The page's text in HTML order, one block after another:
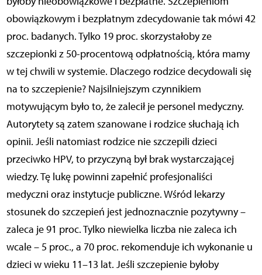
obowiązkowym i bezpłatnym zdecydowanie tak mówi 42
proc. badanych. Tylko 19 proc. skorzystałoby ze
szczepionki z 50-procentową odpłatnością, która mamy
w tej chwili w systemie. Dlaczego rodzice decydowali się
na to szczepienie? Najsilniejszym czynnikiem
motywującym było to, że zalecił je personel medyczny.
Autorytety są zatem szanowane i rodzice słuchają ich
opinii. Jeśli natomiast rodzice nie szczepili dzieci
przeciwko HPV, to przyczyną był brak wystarczającej
wiedzy. Tę lukę powinni zapełnić profesjonaliści
medyczni oraz instytucje publiczne. Wśród lekarzy
stosunek do szczepień jest jednoznacznie pozytywny –
zaleca je 91 proc. Tylko niewielka liczba nie zaleca ich
wcale – 5 proc., a 70 proc. rekomenduje ich wykonanie u
dzieci w wieku 11–13 lat. Jeśli szczepienie byłoby